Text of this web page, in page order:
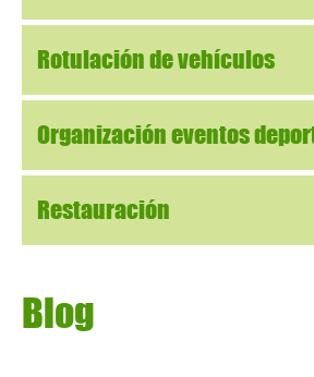
Rotulación de vehículos
Organización eventos
Restauración
Blog